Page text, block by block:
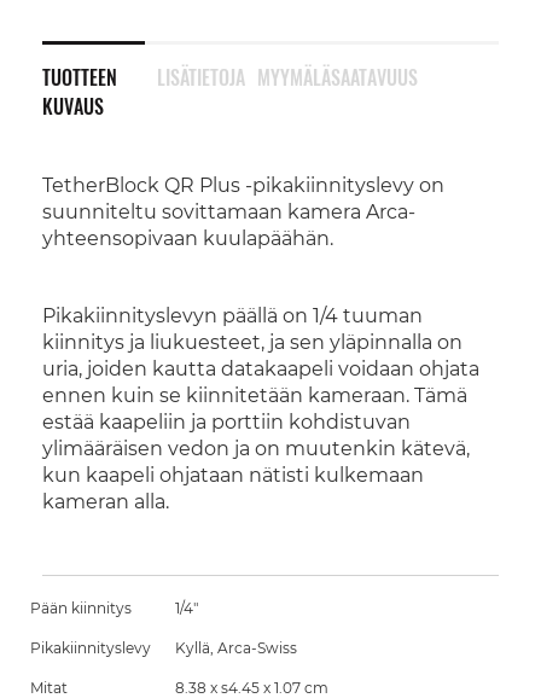
TUOTTEEN
KUVAUS
TetherBlock QR Plus -pikakiinnityslevy on
suunniteltu sovittamaan kamera Arca-
yhteensopivaan kuulapäähän.
Pikakiinnityslevyn päällä on 1/4 tuuman
kiinnitys ja liukuesteet, ja sen yläpinnalla on
uria, joiden kautta datakaapeli voidaan ohjata
ennen kuin se kiinnitetään kameraan. Tämä
estää kaapeliin ja porttiin kohdistuvan
ylimääräisen vedon ja on muutenkin kätevä,
kun kaapeli ohjataan nätisti kulkemaan
kameran alla.
LISÄTIETOJA MYYMÄLÄSAATAVUUS
Pään kiinnitys 1/4"
Pikakiinnityslevy Kyllä, Arca-Swiss
Mitat 8.38 x s4.45 x 1.07 cm